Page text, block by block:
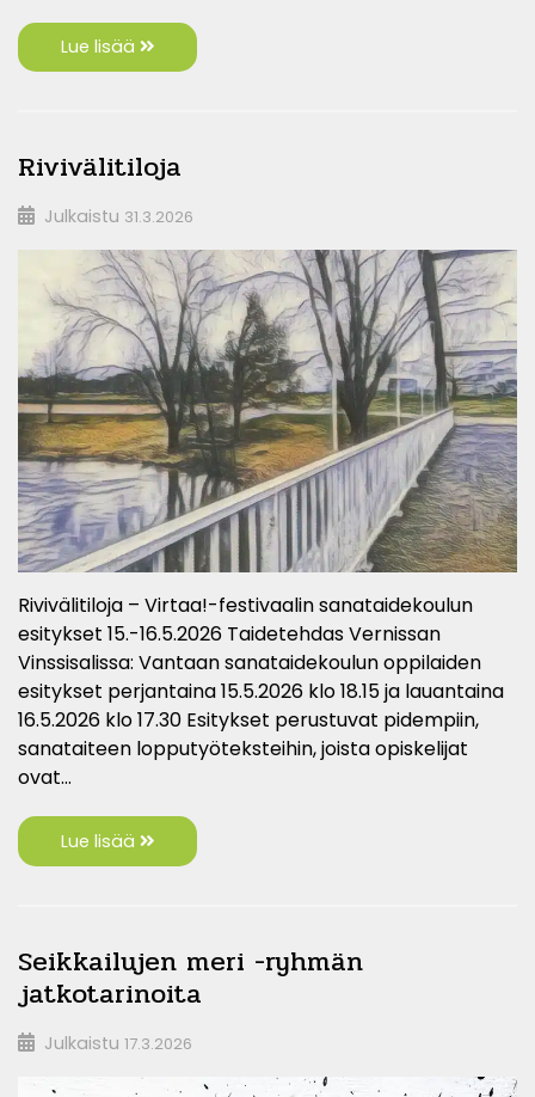
Lue lisää
Rivivälitiloja
Julkaistu 31.3.2026
Rivivälitiloja – Virtaa!-festivaalin sanataidekoulun
esitykset 15.-16.5.2026 Taidetehdas Vernissan
Vinssisalissa: Vantaan sanataidekoulun oppilaiden
esitykset perjantaina 15.5.2026 klo 18.15 ja lauantaina
16.5.2026 klo 17.30 Esitykset perustuvat pidempiin,
sanataiteen lopputyöteksteihin, joista opiskelijat
ovat…
Lue lisää
Seikkailujen meri -ryhmän
jatkotarinoita
Julkaistu 17.3.2026